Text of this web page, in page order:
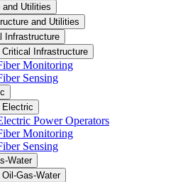
and Utilities
and Utilities
Infrastructure
Critical Infrastructure
Monitoring
Sensing
Electric
Power Operators
Monitoring
Sensing
Water
Oil-Gas-Water